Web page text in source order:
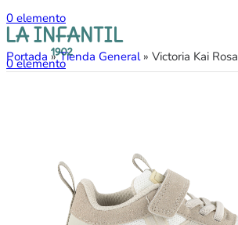
0 elemento
0elemento
Portada »Tienda General» Victoria Kai Rosa